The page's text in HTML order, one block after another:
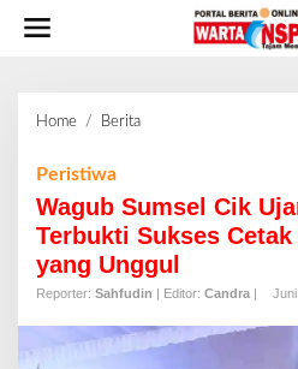
Home / Berita
b
S
u
m
e
Peristiwa
Wagub Sumsel Cik
Terbukti Sukses
yang Unggul
Reporter: Sahfudin | Editor: Candra |